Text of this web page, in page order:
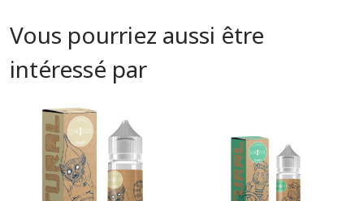
Vous pourriez aussi être
intéressé par